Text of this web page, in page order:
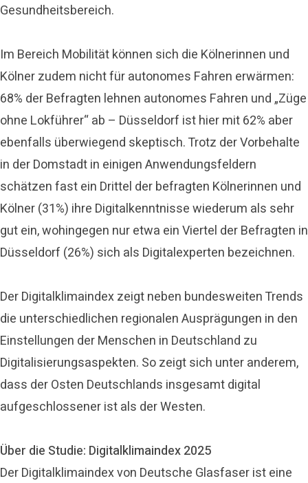
Gesundheitsbereich.
Im Bereich Mobilität können sich die Kölnerinnen und
Kölner zudem nicht für autonomes Fahren erwärmen:
68% der Befragten lehnen autonomes Fahren und „Züge
ohne Lokführer“ ab – Düsseldorf ist hier mit 62% aber
ebenfalls überwiegend skeptisch. Trotz der Vorbehalte
in der Domstadt in einigen Anwendungsfeldern
schätzen fast ein Drittel der befragten Kölnerinnen und
Kölner (31%) ihre Digitalkenntnisse wiederum als sehr
gut ein, wohingegen nur etwa ein Viertel der Befragten in
Düsseldorf (26%) sich als Digitalexperten bezeichnen.
Der Digitalklimaindex zeigt neben bundesweiten Trends
die unterschiedlichen regionalen Ausprägungen in den
Einstellungen der Menschen in Deutschland zu
Digitalisierungsaspekten. So zeigt sich unter anderem,
dass der Osten Deutschlands insgesamt digital
aufgeschlossener ist als der Westen.
Über die Studie: Digitalklimaindex 2025
Der Digitalklimaindex von Deutsche Glasfaser ist eine